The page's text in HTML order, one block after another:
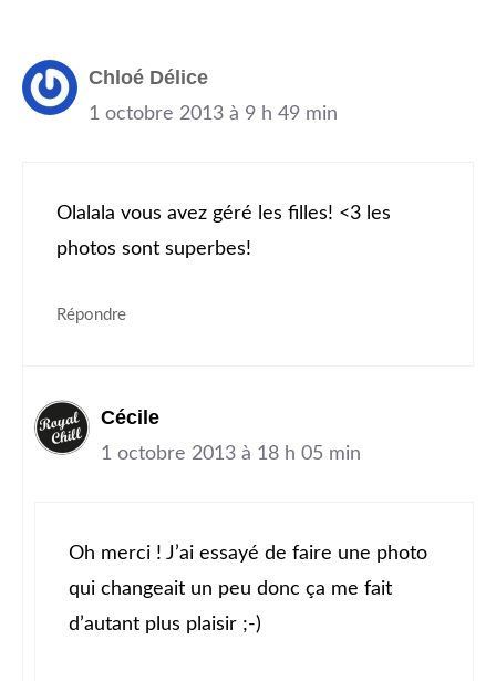
Chloé Délice
1 octobre 2013 à 9 h 49 min
Olalala vous avez géré les filles! <3 les
photos sont superbes!
Répondre
Cécile
1 octobre 2013 à 18 h 05 min
Oh merci ! J’ai essayé de faire une photo
qui changeait un peu donc ça me fait
d’autant plus plaisir ;-)